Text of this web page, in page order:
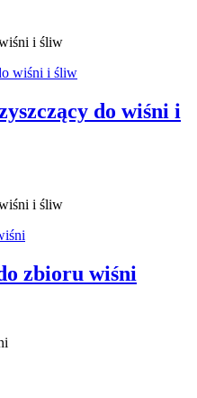
i śliw
do wiśni i
i śliw
zbioru wiśni